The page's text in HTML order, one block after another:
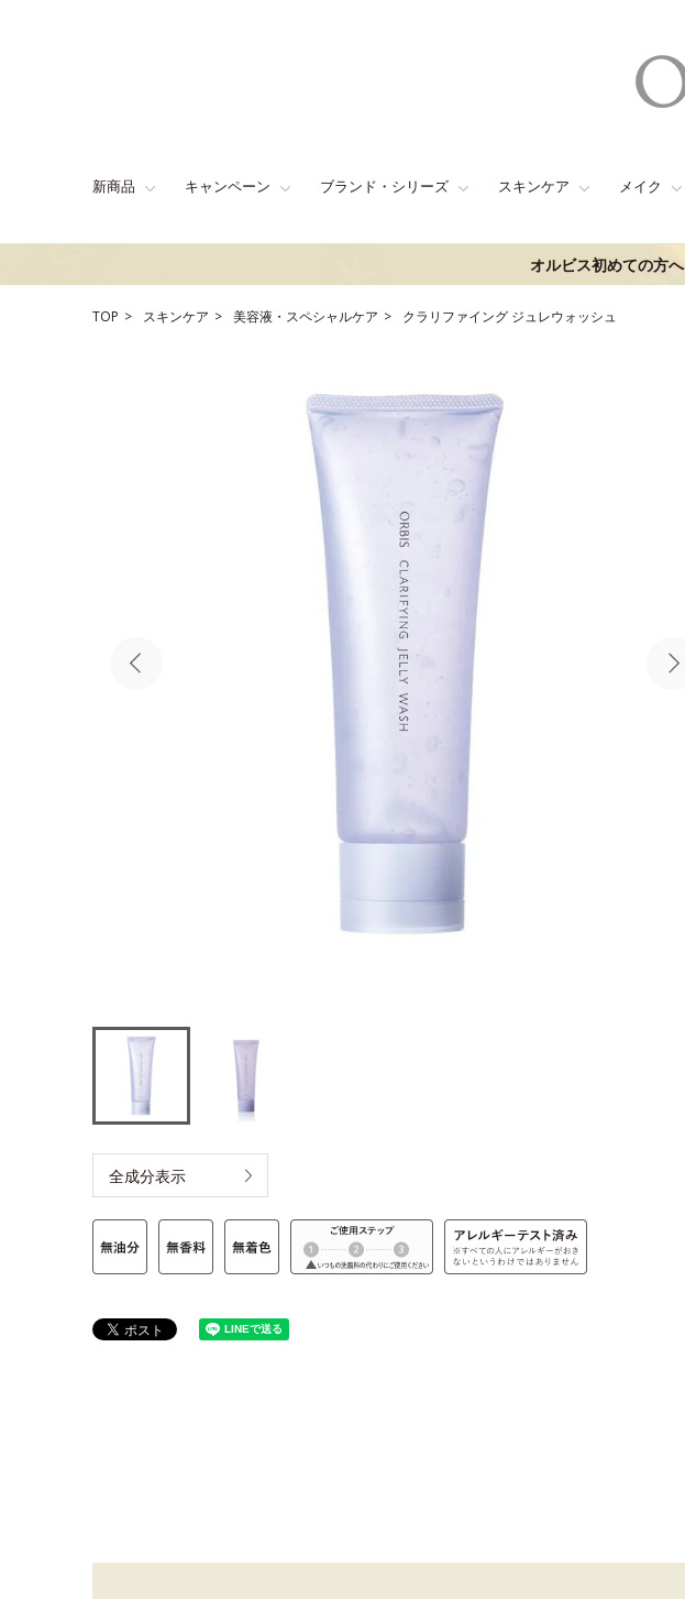
新商品 キャンペーン ブランド・シリーズ スキンケア メイク
オルビス初めての方へ
TOP スキンケア 美容液・スペシャルケア クラリファイング ジュレウォッシュ
全成分表示